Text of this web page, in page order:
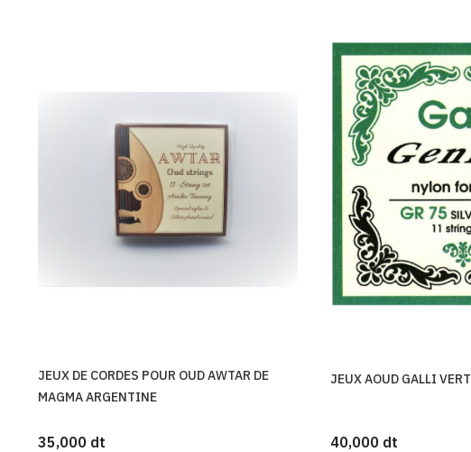
JEUX DE CORDES POUR OUD AWTAR DE
MAGMA ARGENTINE
35,000 dt
JEUX AOUD GALLI VERT
40,000 dt